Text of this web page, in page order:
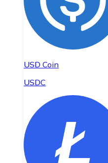
USD Coin
USDC